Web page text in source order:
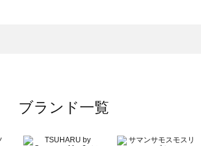
ブランド一覧